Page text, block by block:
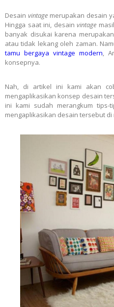
Desainvintage merupakan desain
Hingga saat ini, desain vintage
banyak disukai karena
atau tidak lekang oleh zaman.
tamu bergaya vintage modern,
konsepnya.
Nah, di artikel ini kami akan
mengaplikasikan konsep desain
ini kami sudah merangkum tips-
mengaplikasikan desain tersebut di